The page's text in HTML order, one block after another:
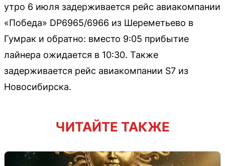
утро 6 июля задерживается рейс авиакомпании
«Победа» DP6965/6966 из Шереметьево в
Гумрак и обратно: вместо 9:05 прибытие
лайнера ожидается в 10:30. Также
задерживается рейс авиакомпании S7 из
Новосибирска.
ЧИТАЙТЕ ТАКЖЕ